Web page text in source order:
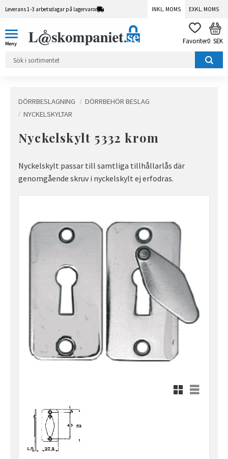
Leverans 1-3 arbetsdagar på lagervaror INKL. MOMS EXKL. MOMS
FAVORITER
0 SEK
DÖRRBESLAGNING
DÖRRBEHÖR BESLAG
NYCKELSKYLTAR
Nyckelskylt 5332 krom
Nyckelskylt passar till samtliga tillhållarlås där
genomgående skruv i nyckelskylt ej erfodras.
Rutnätsvy
Listvy